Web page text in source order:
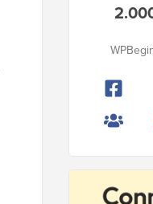
Kenar
Çubuğu